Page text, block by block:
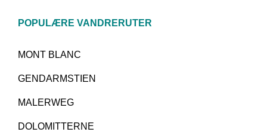
POPULÆRE VANDRERUTER
MONT BLANC
GENDARMSTIEN
MALERWEG
DOLOMITTERNE